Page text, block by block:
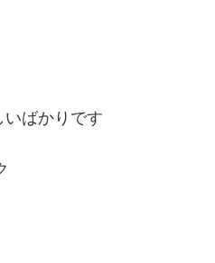
ばかりです